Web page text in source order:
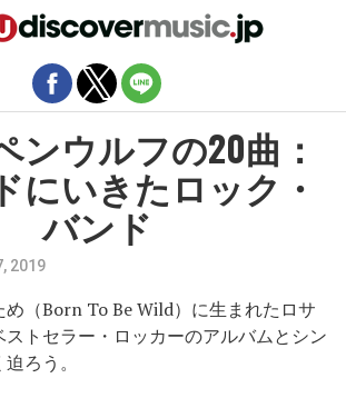
ンウルフの20曲：
にいきたロック・
バンド
2019
め（Born To Be Wild）に生まれたロサ
ストセラー・ロッカーのアルバムとシン
ろう。
バイルバージョンを終了